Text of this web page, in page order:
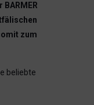
zum
beliebte